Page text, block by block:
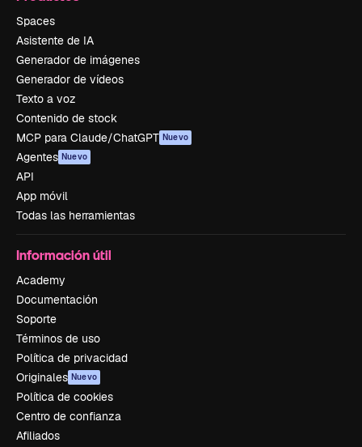
Spaces
Asistente de IA
Generador de imágenes
Generador de vídeos
Texto a voz
Contenido de stock
MCP para Claude/ChatGPT Nuevo
Agentes Nuevo
API
App móvil
Todas las herramientas
Información útil
Academy
Documentación
Soporte
Términos de uso
Política de privacidad
Originales Nuevo
Política de cookies
Centro de confianza
Afiliados